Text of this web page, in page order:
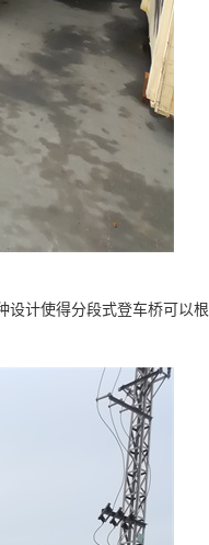
设计使得分段式登车桥可以根